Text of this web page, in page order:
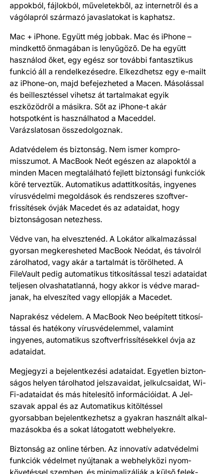
appokból, fájlokból, műveletekből, az internetről és a
vágólapról származó javaslatokat is kaphatsz.
Mac + iPhone. Együtt még jobbak. Mac és iPhone –
mindkettő önmagában is lenyűgöző. De ha együtt
használod őket, egy egész sor további fantasztikus
funkció áll a rendelkezésedre. Elkezdhetsz egy e-mailt
az iPhone-on, majd befejezheted a Macen. Másolással
és beillesztéssel vihetsz át tartalmakat egyik
eszközödről a másikra. Sőt az iPhone-t akár
hotspotként is használhatod a Maceddel.
Varázslatosan összedolgoznak.
Adatvédelem és biztonság. Nem ismer kompro­
misszumot. A MacBook Neót egészen az alapoktól a
minden Macen megtalálható fejlett biztonsági funkciók
köré terveztük. Automatikus adat­titkosítás, ingyenes
vírus­védelmi megoldások és rendszeres szoftver­
frissítések óvják Macedet és az adataidat, hogy
biztonságosan netezhess.
Védve van, ha elvesztenéd. A Lokátor alkalmazással
gyor­san meg­keresheted MacBook Neódat, és távolról
zárol­ha­tod, vagy akár a tartalmát is törölheted. A
FileVault pedig auto­matikus titko­sí­tás­sal teszi adataidat
teljesen olvas­ha­tat­lanná, hogy akkor is védve marad­
janak, ha elveszíted vagy ellopják a Macedet.
Naprakész védelem. A MacBook Neo beépített titko­sí­
tás­sal és hatékony vírus­védelem­mel, valamint
ingyenes, auto­matikus szoftver­frissí­té­sek­kel óvja az
adatai­dat.
Megjegyzi a bejelentkezési adataidat. Egyetlen bizton­
sá­gos helyen tárol­hatod jel­szavai­dat, jel­kulcsai­dat, Wi-
Fi-adataidat és más hitelesítő információidat. A Jel­
szavak appal és az Auto­matikus kitöltéssel
gyorsabban bejelent­kez­hetsz a gyakran használt alkal­
ma­zá­sokba és a sokat láto­gatott webhelyekre.
Biztonság az online térben. Az innovatív adat­védelmi
funk­ciók védel­met nyúj­ta­nak a web­hely­közi nyom­
követés­sel szem­ben, és minimali­zálják a külső felek­